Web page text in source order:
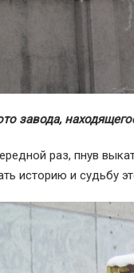
завода,
раз, пнув
историю и судьбу